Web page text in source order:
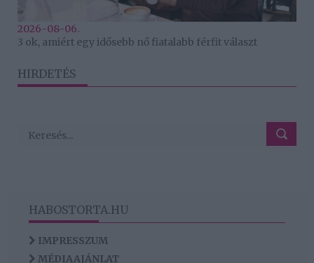
2026-08-06.
3 ok, amiért egy idősebb nő fiatalabb férfit választ
HIRDETÉS
HABOSTORTA.HU
IMPRESSZUM
MÉDIAAJÁNLAT